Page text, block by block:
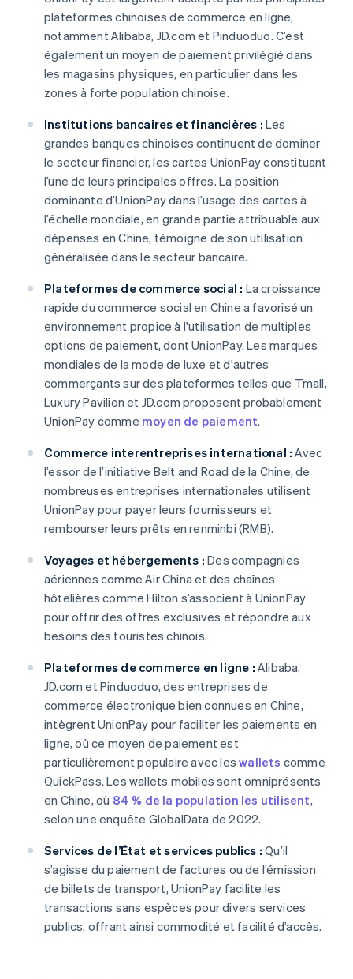
plateformes chinoises de commerce en ligne,
notamment Alibaba, JD.com et Pinduoduo. C’est
également un moyen de paiement privilégié dans
les magasins physiques, en particulier dans les
zones à forte population chinoise.
Institutions bancaires et financières : Les
grandes banques chinoises continuent de dominer
le secteur financier, les cartes UnionPay constituant
l’une de leurs principales offres. La position
dominante d’UnionPay dans l’usage des cartes à
l’échelle mondiale, en grande partie attribuable aux
dépenses en Chine, témoigne de son utilisation
généralisée dans le secteur bancaire.
Plateformes de commerce social : La croissance
rapide du commerce social en Chine a favorisé un
environnement propice à l'utilisation de multiples
options de paiement, dont UnionPay. Les marques
mondiales de la mode de luxe et d'autres
commerçants sur des plateformes telles que Tmall,
Luxury Pavilion et JD.com proposent probablement
UnionPay comme moyen de paiement.
Commerce interentreprises international : Avec
l’essor de l’initiative Belt and Road de la Chine, de
nombreuses entreprises internationales utilisent
UnionPay pour payer leurs fournisseurs et
rembourser leurs prêts en renminbi (RMB).
Voyages et hébergements : Des compagnies
aériennes comme Air China et des chaînes
hôtelières comme Hilton s’associent à UnionPay
pour offrir des offres exclusives et répondre aux
besoins des touristes chinois.
Plateformes de commerce en ligne : Alibaba,
JD.com et Pinduoduo, des entreprises de
commerce électronique bien connues en Chine,
intègrent UnionPay pour faciliter les paiements en
ligne, où ce moyen de paiement est
particulièrement populaire avec leswallets comme
QuickPass. Les wallets mobiles sont omniprésents
en Chine, où 84 % de la population les utilisent,
selon une enquête GlobalData de 2022.
Services de l’État et services publics : Qu’il
s’agisse du paiement de factures ou de l’émission
de billets de transport, UnionPay facilite les
transactions sans espèces pour divers services
publics, offrant ainsi commodité et facilité d’accès.